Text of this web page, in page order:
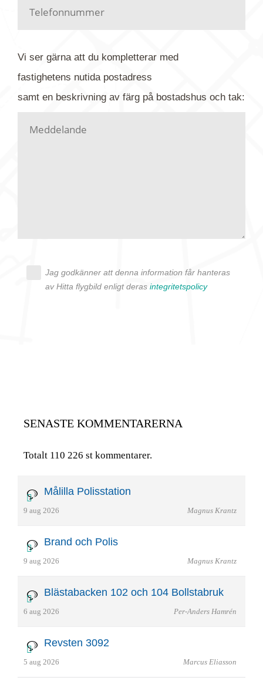
Har du kanske en urblekt flygbild ber vi dig titta på
gärna av tavlan och bifoga bilden. Skicka sedan
din förfrågan till oss.
kontaktar dig så fort vi kan, givetvis utan
Vi ser gärna att du kompletterar med
fastighetens nutida postadress
samt en beskrivning av färg på bostadshus och tak:
Jag godkänner att denna information får hanteras
av Hitta flygbild enligt deras integritetspolicy
SENASTE KOMMENTARERNA
Totalt 110 226 st kommentarer.
Målilla Polisstation
9 aug 2026 Magnus Krantz
Brand och Polis
9 aug 2026 Magnus Krantz
Blästabacken 102 och 104 Bollstabruk
6 aug 2026 Per-Anders Hamrén
Revsten 3092
5 aug 2026 Marcus Eliasson